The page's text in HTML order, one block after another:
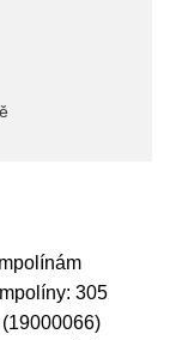
305